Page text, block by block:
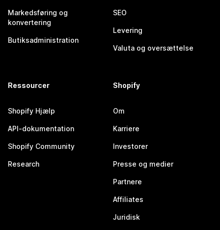
Markedsføring og
konvertering
Butiksadministration
SEO
Levering
Valuta og oversættelse
Ressourcer
Shopify Hjælp
API-dokumentation
Shopify Community
Research
Shopify
Om
Karriere
Investorer
Presse og medier
Partnere
Affiliates
Juridisk